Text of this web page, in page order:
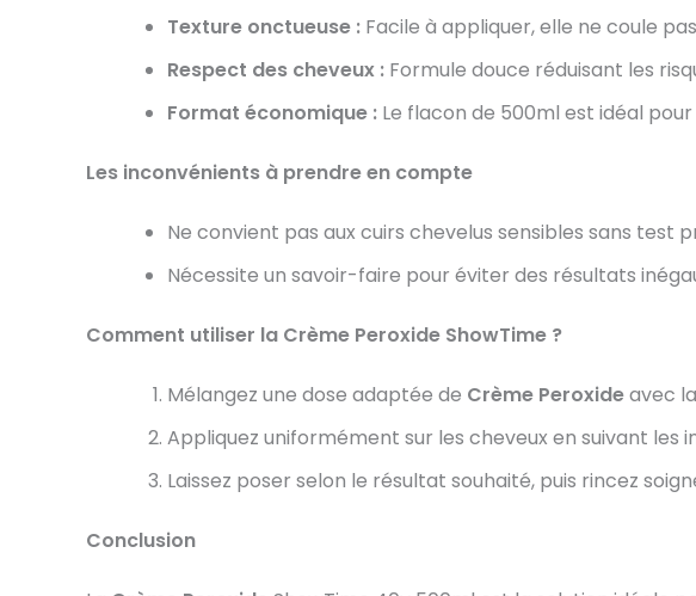
Texture onctueuse : Facile à appliquer, elle ne coule
Respect des cheveux : Formule douce réduisant les
Format économique : Le flacon de 500ml est idéal
Les inconvénients à prendre en compte
Ne convient pas aux cuirs chevelus sensibles sans test
Nécessite un savoir-faire pour éviter des résultats
Comment utiliser la Crème Peroxide ShowTime ?
Mélangez une dose adaptée de Crème Peroxideavec
Appliquez uniformément sur les cheveux en suivant les
Laissez poser selon le résultat souhaité, puis rincez
Conclusion